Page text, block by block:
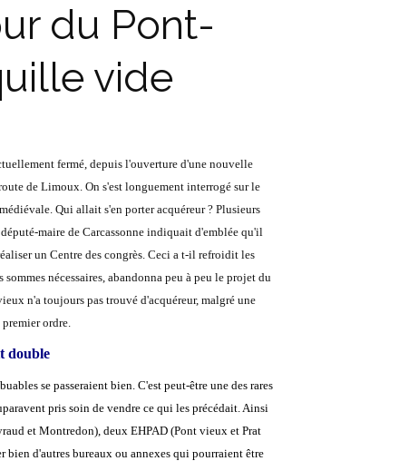
du Pont-
vide
fermé, depuis l'ouverture d'une nouvelle
de Limoux. On s'est longuement interrogé sur le
Qui allait s'en porter acquéreur ? Plusieurs
maire de Carcassonne indiquait d'emblée qu'il
un Centre des congrès. Ceci a t-il refroidit les
nécessaires, abandonna peu à peu le projet du
n'a toujours pas trouvé d'acquéreur, malgré une
ordre.
double
se passeraient bien. C'est peut-être une des rares
pris soin de vendre ce qui les précédait. Ainsi
et Montredon), deux EHPAD (Pont vieux et Prat
bien d'autres bureaux ou annexes qui pourraient être